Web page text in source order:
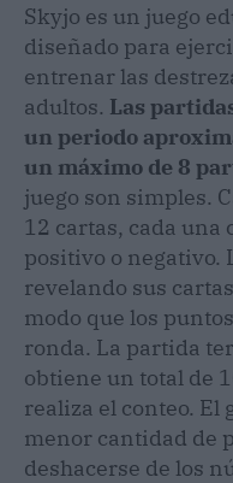
Skyjo es un juego
diseñado para
entrenar las
adultos. Las
un periodo
un máximo de 8
juego son simples.
12 cartas, cada
positivo o negativo.
revelando sus
modo que los
ronda. La partida
obtiene un total de
realiza el conteo. El
menor cantidad de
deshacerse de los